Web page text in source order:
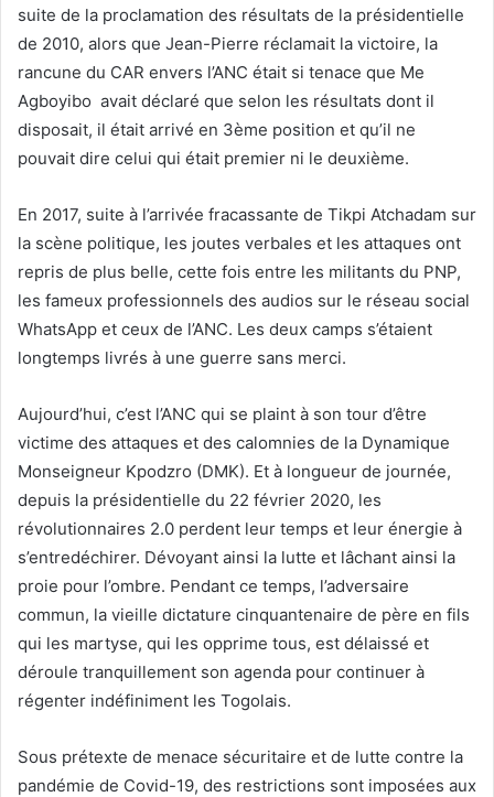
suite de la proclamation des résultats de la présidentielle
de 2010, alors que Jean-Pierre réclamait la victoire, la
rancune du CAR envers l’ANC était si tenace que Me
Agboyibo avait déclaré que selon les résultats dont il
disposait, il était arrivé en 3ème position et qu’il ne
pouvait dire celui qui était premier ni le deuxième.
En 2017, suite à l’arrivée fracassante de Tikpi Atchadam sur
la scène politique, les joutes verbales et les attaques ont
repris de plus belle, cette fois entre les militants du PNP,
les fameux professionnels des audios sur le réseau social
WhatsApp et ceux de l’ANC. Les deux camps s’étaient
longtemps livrés à une guerre sans merci.
Aujourd’hui, c’est l’ANC qui se plaint à son tour d’être
victime des attaques et des calomnies de la Dynamique
Monseigneur Kpodzro (DMK). Et à longueur de journée,
depuis la présidentielle du 22 février 2020, les
révolutionnaires 2.0 perdent leur temps et leur énergie à
s’entredéchirer. Dévoyant ainsi la lutte et lâchant ainsi la
proie pour l’ombre. Pendant ce temps, l’adversaire
commun, la vieille dictature cinquantenaire de père en fils
qui les martyse, qui les opprime tous, est délaissé et
déroule tranquillement son agenda pour continuer à
régenter indéfiniment les Togolais.
Sous prétexte de menace sécuritaire et de lutte contre la
pandémie de Covid-19, des restrictions sont imposées aux